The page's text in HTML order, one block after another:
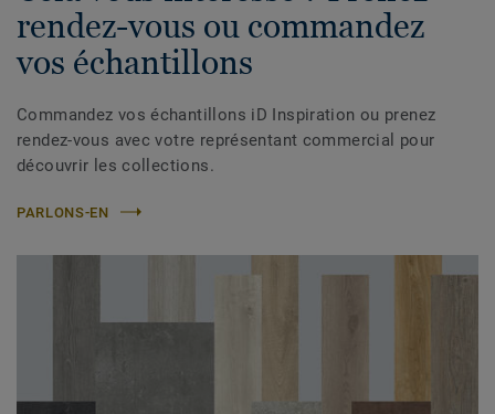
rendez-vous ou commandez
vos échantillons
Commandez vos échantillons iD Inspiration ou prenez
rendez-vous avec votre représentant commercial pour
découvrir les collections.
PARLONS-EN